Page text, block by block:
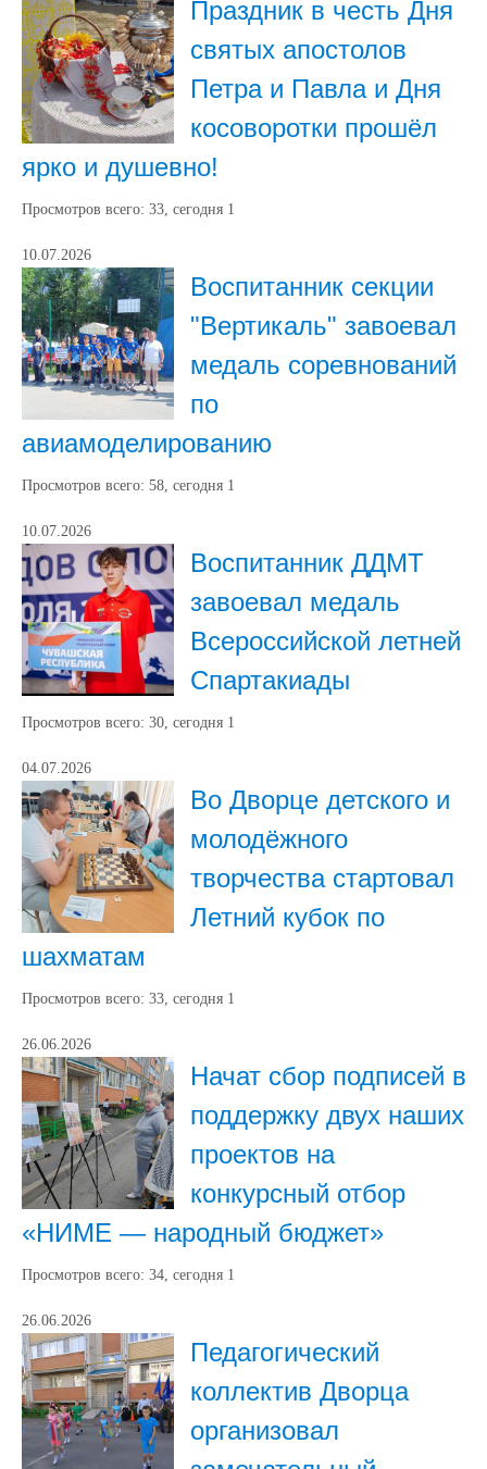
Праздник в честь Дня
святых апостолов
Петра и Павла и Дня
косоворотки прошёл
ярко и душевно!
Просмотров всего: 33, сегодня 1
10.07.2026
Воспитанник секции
"Вертикаль" завоевал
медаль соревнований
по
авиамоделированию
Просмотров всего: 58, сегодня 1
10.07.2026
Воспитанник ДДМТ
завоевал медаль
Всероссийской летней
Спартакиады
Просмотров всего: 30, сегодня 1
04.07.2026
Во Дворце детского и
молодёжного
творчества стартовал
Летний кубок по
шахматам
Просмотров всего: 33, сегодня 1
26.06.2026
Начат сбор подписей в
поддержку двух наших
проектов на
конкурсный отбор
«НИМЕ — народный бюджет»
Просмотров всего: 34, сегодня 1
26.06.2026
Педагогический
коллектив Дворца
организовал